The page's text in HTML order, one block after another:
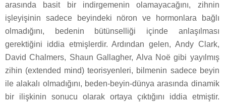
arasında basit bir indirgemenin olamayacağını, zihnin
işleyişinin sadece beyindeki nöron ve hormonlara bağlı
olmadığını, bedenin bütünselliği içinde anlaşılması
gerektiğini iddia etmişlerdir. Ardından gelen, Andy Clark,
David Chalmers, Shaun Gallagher, Alva Noë gibi yayılmış
zihin (extended mind) teorisyenleri, bilmenin sadece beyin
ile alakalı olmadığını, beden-beyin-dünya arasında dinamik
bir ilişkinin sonucu olarak ortaya çıktığını iddia etmiştir.